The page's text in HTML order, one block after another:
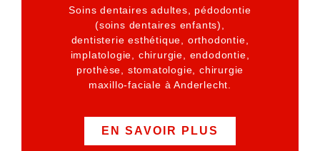
Soins dentaires adultes, pédodontie
(soins dentaires enfants),
dentisterie esthétique, orthodontie,
implatologie, chirurgie, endodontie,
prothèse, stomatologie, chirurgie
maxillo-faciale à Anderlecht.
EN SAVOIR PLUS